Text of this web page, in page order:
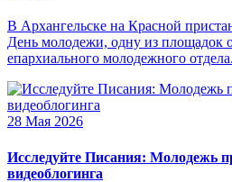
В Архангельске на Красной
День молодежи, одну из площадок
епархиального молодежного отдела.
28 Мая 2026
Исследуйте Писания: Молодежь
видеоблогинга